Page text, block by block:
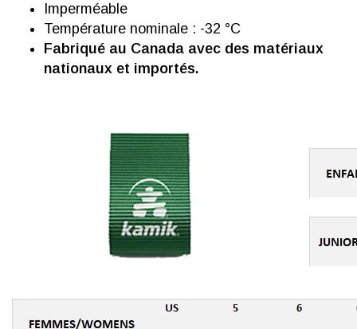
Imperméable
Température nominale : -32 °C
Fabriqué au Canada avec des matériaux
nationaux et importés.